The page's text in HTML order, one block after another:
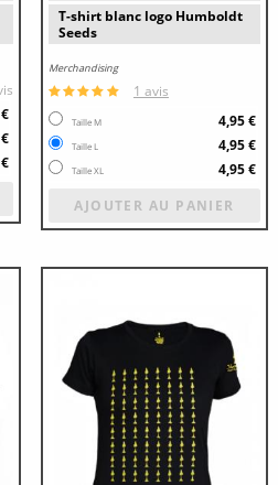
T-shirt blanc logo Humboldt
Seeds
Merchandising
1 avis
Taille M 4,95 €
Taille L 4,95 €
Taille XL
4,95 €
AJOUTER AU PANIER